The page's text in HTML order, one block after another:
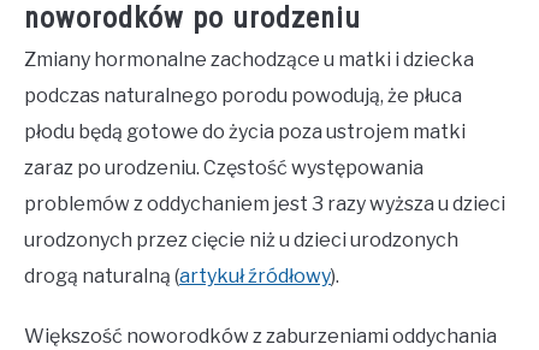
noworodków po urodzeniu
Zmiany hormonalne zachodzące u matki i dziecka
podczas naturalnego porodu powodują, że płuca
płodu będą gotowe do życia poza ustrojem matki
zaraz po urodzeniu. Częstość występowania
problemów z oddychaniem jest 3 razy wyższa u dzieci
urodzonych przez cięcie niż u dzieci urodzonych
drogą naturalną (artykuł źródłowy).
Większość noworodków z zaburzeniami oddychania